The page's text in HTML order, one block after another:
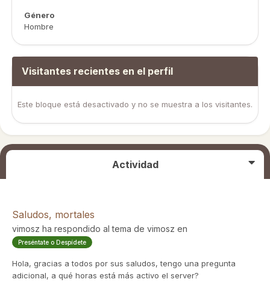
Género
Hombre
Visitantes recientes en el perfil
Este bloque está desactivado y no se muestra a los visitantes.
Actividad
Saludos, mortales
vimosz ha respondido al tema de vimosz en
Preséntate o Despídete
Hola, gracias a todos por sus saludos, tengo una pregunta
adicional, a qué horas está más activo el server?